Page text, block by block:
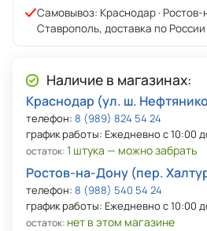
Самовывоз: Краснодар · Ростов-
Ставрополь, доставка по России
Наличие в магазинах:
Краснодар (ул. ш.
телефон: 8 (989) 824 54 24
график работы: Ежедневно с 10:00
остаток:1 штука — можно забрать
Ростов-на-Дону (пер.
телефон: 8 (988) 540 54 24
график работы: Ежедневно с 10:00
остаток: нет в этом магазине